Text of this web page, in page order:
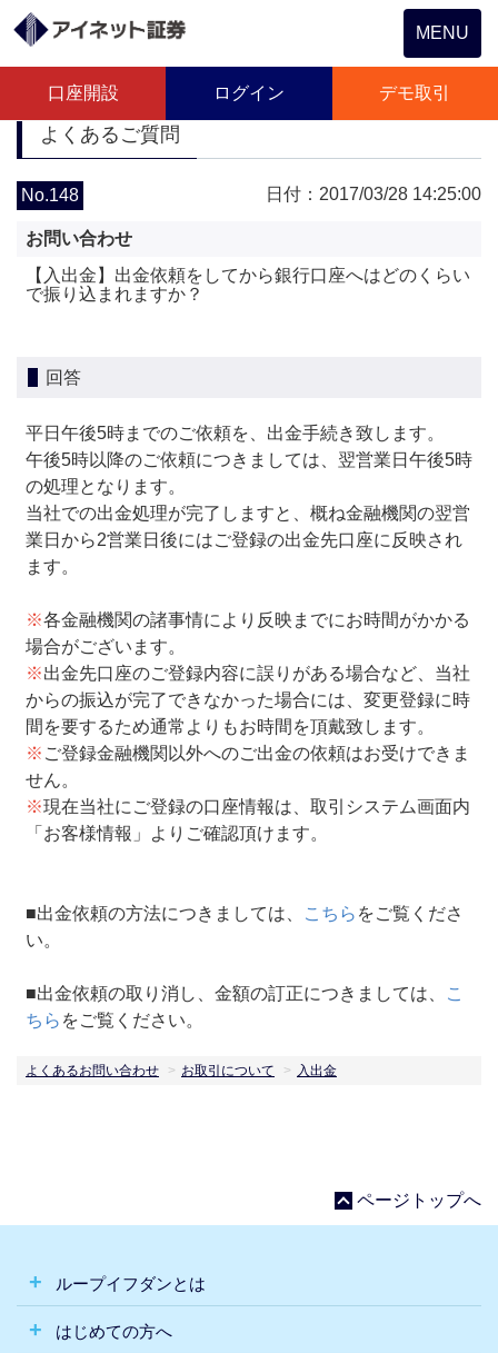
Toggle
navigation
MENU
口座開設 ログイン デモ取引
よくあるご質問
No.148 日付：2017/03/28 14:25:00
お問い合わせ
【入出金】出金依頼をしてから銀行口座へはどのくらい
で振り込まれますか？
回答
平日午後5時までのご依頼を、出金手続き致します。
午後5時以降のご依頼につきましては、翌営業日午後5時
の処理となります。
当社での出金処理が完了しますと、概ね金融機関の翌営
業日から2営業日後にはご登録の出金先口座に反映され
ます。
※各金融機関の諸事情により反映までにお時間がかかる
場合がございます。
※出金先口座のご登録内容に誤りがある場合など、当社
からの振込が完了できなかった場合には、変更登録に時
間を要するため通常よりもお時間を頂戴致します。
※ ご登録金融機関以外へのご出金の依頼はお受けできま
せん。
※現在当社にご登録の口座情報は、取引システム画面内
「お客様情報」よりご確認頂けます。
■出金依頼の方法につきましては、 こちら をご覧くださ
い。
■出金依頼の取り消し、金額の訂正につきましては、
こ
ちら をご覧ください。
よくあるお問い合わせ お取引について 入出金
ページトップへ
ループイフダンとは
はじめての方へ